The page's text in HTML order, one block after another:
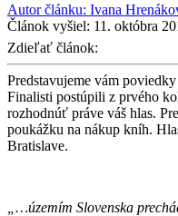
Autor článku: Ivana
Článok vyšiel: 11. októbra
Zdieľať článok:
Predstavujeme vám
Finalisti postúpili z prvého
rozhodnúť práve váš hlas.
poukážku na nákup kníh.
Bratislave.
„…územím Slovenska prechá